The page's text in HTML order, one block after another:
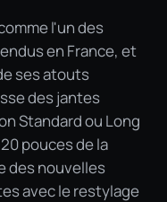
l'un des
en France, et
ses atouts
des jantes
Standard ou Long
pouces de la
des nouvelles
avec le restylage